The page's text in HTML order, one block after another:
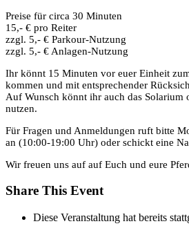
Preise für circa 30 Minuten
15,- € pro Reiter
zzgl. 5,- € Parkour-Nutzung
zzgl. 5,- € Anlagen-Nutzung
Ihr könnt 15 Minuten vor euer Einheit
kommen und mit entsprechender
Auf Wunsch könnt ihr auch das Solarium
nutzen.
Für Fragen und Anmeldungen ruft bitte
an (10:00-19:00 Uhr) oder schickt eine
Wir freuen uns auf auf Euch und eure
Share This Event
Diese Veranstaltung hat bereits